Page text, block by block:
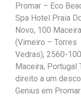
Promar – Eco
Spa Hotel Praia
Novo, 100 Maceira
(Vimeiro – Torres
Vedras), 2560-100
Maceira, Portugal
direito a um
Genius em